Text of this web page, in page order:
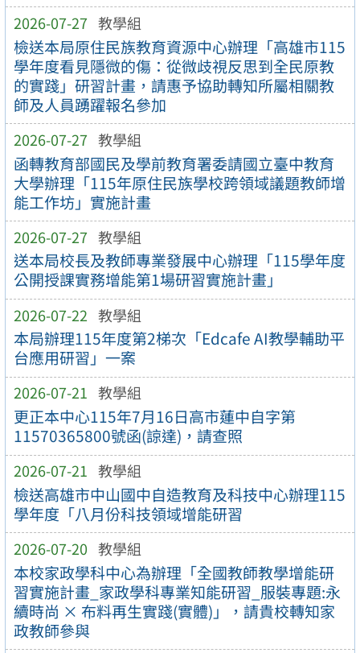
2026-07-27 教學組
檢送本局原住民族教育資源中心辦理「高雄市115
學年度看見隱微的傷：從微歧視反思到全民原教
的實踐」研習計畫，請惠予協助轉知所屬相關教
師及人員踴躍報名參加
2026-07-27 教學組
函轉教育部國民及學前教育署委請國立臺中教育
大學辦理「115年原住民族學校跨領域議題教師增
能工作坊」實施計畫
2026-07-27 教學組
送本局校長及教師專業發展中心辦理「115學年度
公開授課實務增能第1場研習實施計畫」
2026-07-22 教學組
本局辦理115年度第2梯次「Edcafe AI教學輔助平
台應用研習」一案
2026-07-21 教學組
更正本中心115年7月16日高市蓮中自字第
11570365800號函(諒達)，請查照
2026-07-21 教學組
檢送高雄市中山國中自造教育及科技中心辦理115
學年度「八月份科技領域增能研習
2026-07-20 教學組
本校家政學科中心為辦理「全國教師教學增能研
習實施計畫_家政學科專業知能研習_服裝專題:永
續時尚 × 布料再生實踐(實體)」，請貴校轉知家
政教師參與